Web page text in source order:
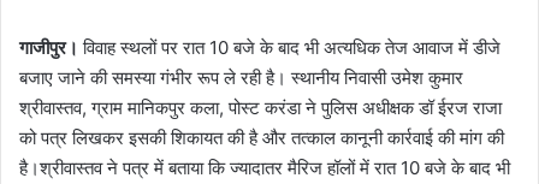
गाजीपुर। विवाह स्थलों पर रात 10 बजे के बाद भी अत्यधिक तेज आवाज में डीजे
बजाए जाने की समस्या गंभीर रूप ले रही है। स्थानीय निवासी उमेश कुमार
श्रीवास्तव, ग्राम मानिकपुर कला, पोस्ट करंडा ने पुलिस अधीक्षक डॉ ईरज राजा
को पत्र लिखकर इसकी शिकायत की है और तत्काल कानूनी कार्रवाई की मांग की
है।श्रीवास्तव ने पत्र में बताया कि ज्यादातर मैरिज हॉलों में रात 10 बजे के बाद भी